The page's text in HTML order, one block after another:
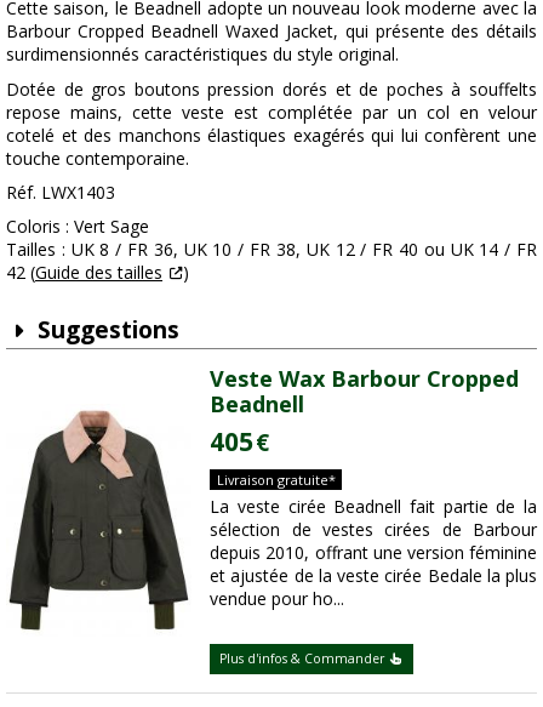
Cette saison, le Beadnell adopte un nouveau look moderne avec la
Barbour Cropped Beadnell Waxed Jacket, qui présente des détails
surdimensionnés caractéristiques du style original.
Dotée de gros boutons pression dorés et de poches à souffelts
repose mains, cette veste est complétée par un col en velour
cotelé et des manchons élastiques exagérés qui lui confèrent une
touche contemporaine.
Réf. LWX1403
Coloris : Vert Sage
Tailles : UK 8 / FR 36, UK 10 / FR 38, UK 12 / FR 40 ou UK 14 / FR
42 (Guide des tailles )
Suggestions
Veste Wax Barbour Cropped
Beadnell
405€
Livraison gratuite*
La veste cirée Beadnell fait partie de la
sélection de vestes cirées de Barbour
depuis 2010, offrant une version féminine
et ajustée de la veste cirée Bedale la plus
vendue pour ho...
Plus d'infos & Commander